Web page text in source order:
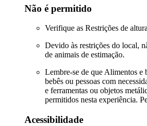
Não é permitido
Verifique as Restrições de
Devido às restrições do local,
de animais de estimação.
Lembre-se de que Alimentos e
bebês ou pessoas com
e ferramentas ou objetos
permitidos nesta experiência.
Acessibilidade